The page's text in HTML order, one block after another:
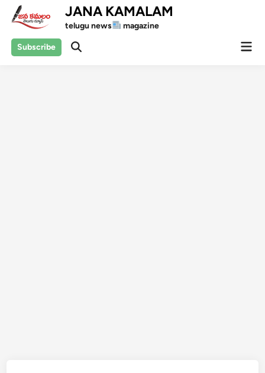
Skip
JANA KAMALAM
telugu news magazine
Subscribe
Open